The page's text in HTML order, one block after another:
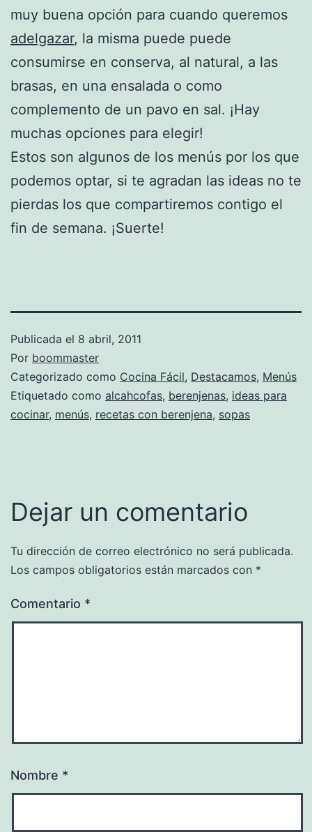
muy buena opción para cuando queremos
adelgazar, la misma puede puede
consumirse en conserva, al natural, a las
brasas, en una ensalada o como
complemento de un pavo en sal. ¡Hay
muchas opciones para elegir!
Estos son algunos de los menús por los que
podemos optar, si te agradan las ideas no te
pierdas los que compartiremos contigo el
fin de semana. ¡Suerte!
Publicada el 8 abril, 2011
Por boommaster
Categorizado como Cocina Fácil, Destacamos, Menús
Etiquetado como alcahcofas, berenjenas, ideas para
cocinar, menús, recetas con berenjena, sopas
Dejar un comentario
Tu dirección de correo electrónico no será publicada.
Los campos obligatorios están marcados con *
Comentario *
Nombre *